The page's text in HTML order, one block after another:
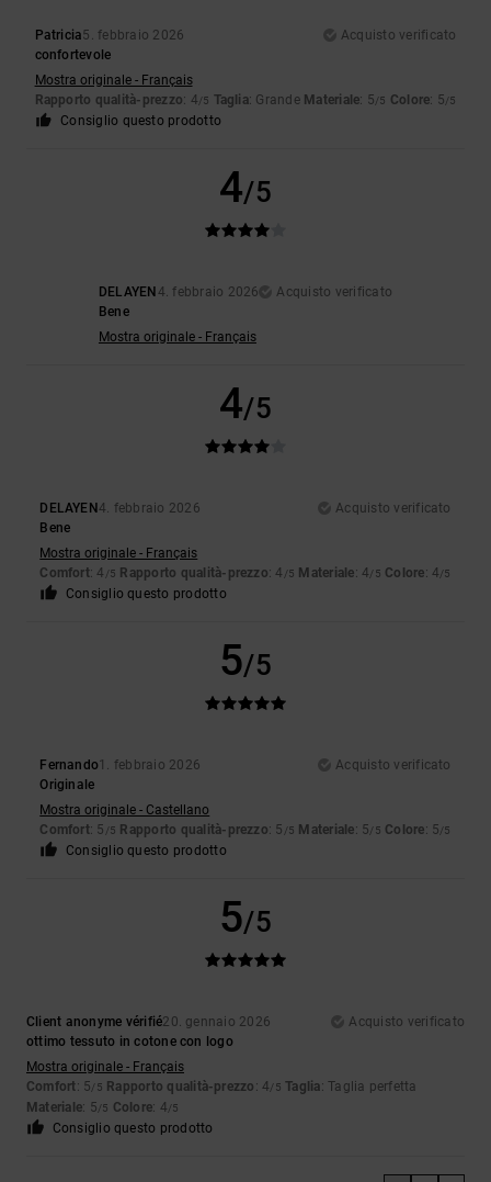
Patricia5. febbraio 2026
Acquisto verificato
confortevole
Mostra originale - Français
Rapporto qualità-prezzo: 4/5 Taglia: Grande Materiale: 5/5 Colore: 5/5
Consiglio questo prodotto
4/5
DELAYEN 4. febbraio 2026
Acquisto verificato
Bene
Mostra originale - Français
4/5
DELAYEN 4. febbraio 2026
Acquisto verificato
Bene
Mostra originale - Français
Comfort: 4 /5 Rapporto qualità-prezzo: 4 /5 Materiale: 4/5 Colore: 4/5
Consiglio questo prodotto
5/5
Fernando1. febbraio 2026
Acquisto verificato
Originale
Mostra originale - Castellano
Comfort: 5 /5 Rapporto qualità-prezzo: 5 /5 Materiale: 5/5 Colore: 5/5
Consiglio questo prodotto
5/5
Client anonyme vérifié20. gennaio 2026
Acquisto verificato
ottimo tessuto in cotone con logo
Mostra originale - Français
Comfort: 5/5 Rapporto qualità-prezzo : 4/5 Taglia: Taglia perfetta
Materiale: 5/5 Colore: 4/5
Consiglio questo prodotto